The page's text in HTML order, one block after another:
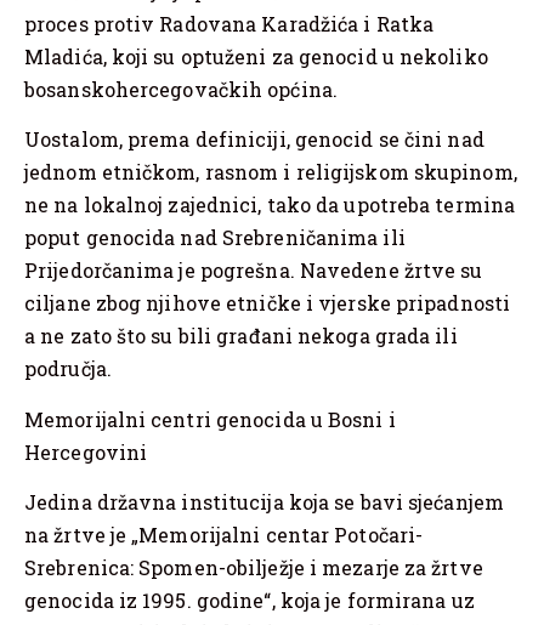
proces protiv Radovana Karadžića i Ratka
Mladića, koji su optuženi za genocid u nekoliko
bosanskohercegovačkih općina.
Uostalom, prema definiciji, genocid se čini nad
jednom etničkom, rasnom i religijskom skupinom,
ne na lokalnoj zajednici, tako da upotreba termina
poput genocida nad Srebreničanima ili
Prijedorčanima je pogrešna. Navedene žrtve su
ciljane zbog njihove etničke i vjerske pripadnosti
a ne zato što su bili građani nekoga grada ili
područja.
Memorijalni centri genocida u Bosni i
Hercegovini
Jedina državna institucija koja se bavi sjećanjem
na žrtve je „Memorijalni centar Potočari-
Srebrenica: Spomen-obilježje i mezarje za žrtve
genocida iz 1995. godine“, koja je formirana uz